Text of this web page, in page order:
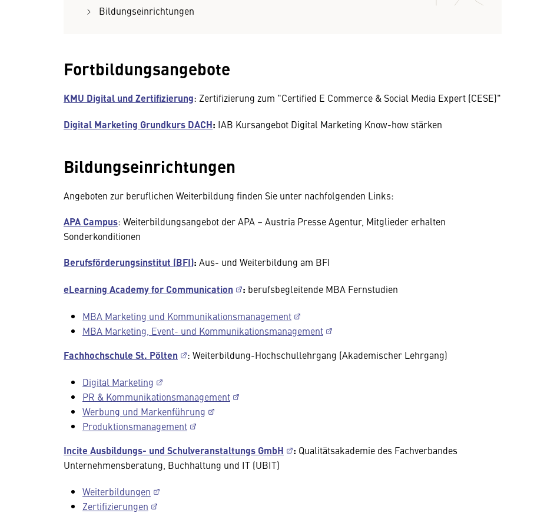
Bildungseinrichtungen
Fortbildungsangebote
KMU Digital und Zertifizierung: Zertifizierung zum "Certified E Commerce & Social Media Expert (CESE)"
Digital Marketing Grundkurs DACH: IAB Kursangebot Digital Marketing Know-how stärken
Bildungseinrichtungen
Angeboten zur beruflichen Weiterbildung finden Sie unter nachfolgenden Links:
APA Campus: Weiterbildungsangebot der APA – Austria Presse Agentur, Mitglieder erhalten
Sonderkonditionen
Berufsförderungsinstitut (BFI): Aus- und Weiterbildung am BFI
eLearning Academy for Communication : berufsbegleitende MBA Fernstudien
MBA Marketing und Kommunikationsmanagement
MBA Marketing, Event- und Kommunikationsmanagement
Fachhochschule St. Pölten : Weiterbildung-Hochschullehrgang (Akademischer Lehrgang)
Digital Marketing
PR & Kommunikationsmanagement
Werbung und Markenführung
Produktionsmanagement
Incite Ausbildungs- und Schulveranstaltungs GmbH : Qualitätsakademie des Fachverbandes
Unternehmensberatung, Buchhaltung und IT (UBIT)
Weiterbildungen
Zertifizierungen